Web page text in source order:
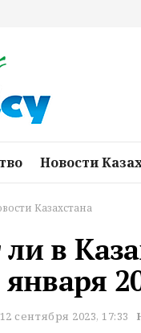
Новости
Казахстана
в
января
12 сентября 2023, 17:33